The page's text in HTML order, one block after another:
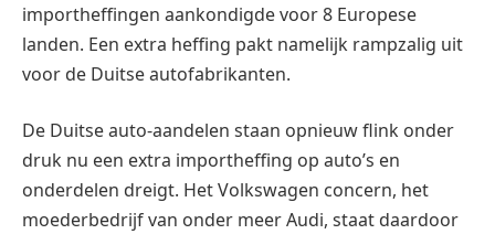
importheffingen aankondigde voor 8 Europese
landen. Een extra heffing pakt namelijk rampzalig uit
voor de Duitse autofabrikanten.
De Duitse auto-aandelen staan opnieuw flink onder
druk nu een extra importheffing op auto’s en
onderdelen dreigt. Het Volkswagen concern, het
moederbedrijf van onder meer Audi, staat daardoor